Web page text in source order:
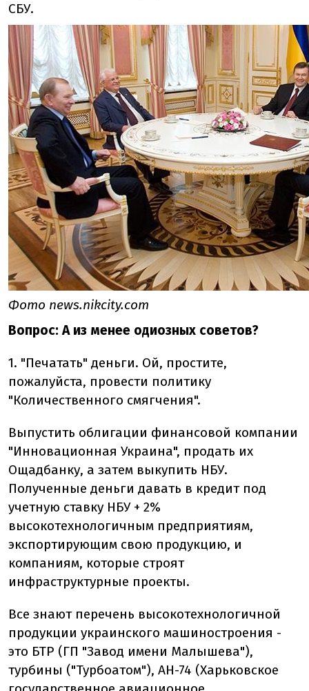
СБУ.
Фото news.nikcity.com
Вопрос: А из менее одиозных советов?
1. "Печатать" деньги. Ой, простите,
пожалуйста, провести политику
"Количественного смягчения".
Выпустить облигации финансовой компании
"Инновационная Украина", продать их
Ощадбанку, а затем выкупить НБУ.
Полученные деньги давать в кредит под
учетную ставку НБУ + 2%
высокотехнологичным предприятиям,
экспортирующим свою продукцию, и
компаниям, которые строят
инфраструктурные проекты.
Все знают перечень высокотехнологичной
продукции украинского машиностроения -
это БТР (ГП "Завод имени Малышева"),
турбины ("Турбоатом"), АН-74 (Харьковское